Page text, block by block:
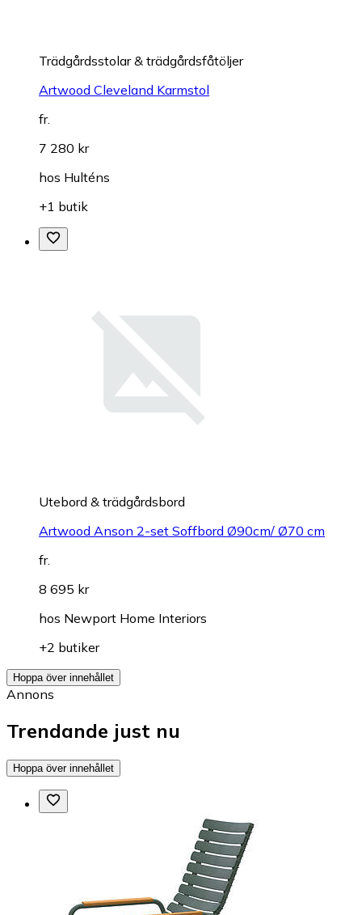
Trädgårdsstolar & trädgårdsfåtöljer
Artwood Cleveland Karmstol
fr.
7 280 kr
hos Hulténs
+1 butik
Utebord & trädgårdsbord
Artwood Anson 2-set Soffbord Ø90cm/ Ø70 cm
fr.
8 695 kr
hos Newport Home Interiors
+2 butiker
Hoppa över innehållet
Annons
Trendande just nu
Hoppa över innehållet